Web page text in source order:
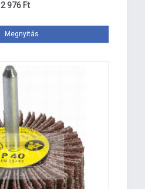
2 976 Ft
Megnyitás